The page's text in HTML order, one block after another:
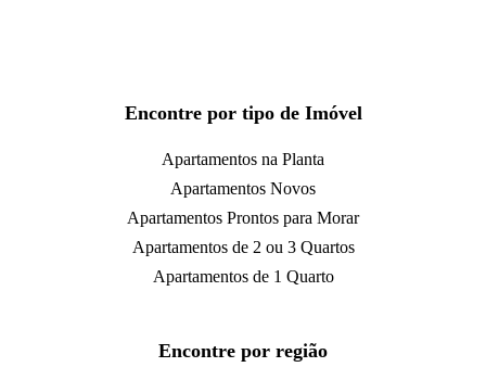
Encontre por tipo de Imóvel
Apartamentos na Planta
Apartamentos Novos
Apartamentos Prontos para Morar
Apartamentos de 2 ou 3 Quartos
Apartamentos de 1 Quarto
Encontre por região